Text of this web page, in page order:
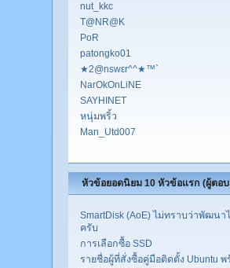
nut_kkc
T@NR@K
PoR
patongko01
★2@nswεr^^★™`
NarOkOnLiNE
SAYHINET
หนุ่มพริ้ว
Man_Utd007
หัวข้อยอดนิยม 10 หัวข้อแรก (ผู้ตอ
SmartDisk (AoE) ไม่ทราบว่าพัฒนา
ครับ
การเลือกซื้อ SSD
รายชื่อผู้ที่สั่งซื้อคู่มือติดตั้ง Ubuntu พ